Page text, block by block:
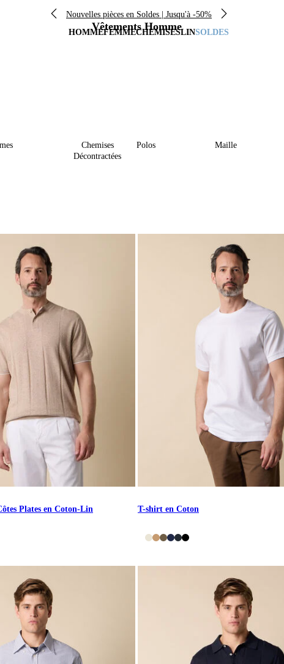
Nouvelles pièces en Soldes | Jusqu'à -50%
HOMMEFEMMECHEMISESLINSOLDES
Vêtements Homme
Chemises
Décontractées
Polos Maille
Plates en Coton-Lin T-shirt en Coton